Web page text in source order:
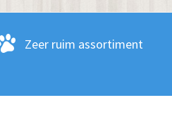
Zeer ruim assortiment